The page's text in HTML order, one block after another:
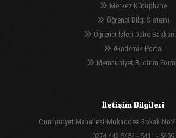
Merkez Kütüphane
Öğrenci Bilgi Sistemi
Öğrenci İşleri Daire
Akademik Portal
Memnuniyet Bildirim
İletişim Bilgileri
Cumhuriyet Mahallesi Mukaddes Sokak No:4
0274 443 5454 - 5411 - 5409